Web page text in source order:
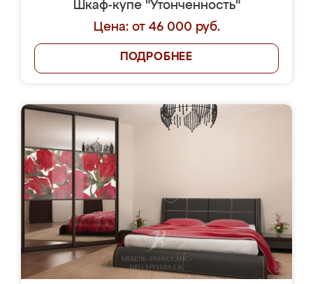
Шкаф-купе "Утонченность"
Цена: от 46 000 руб.
ПОДРОБНЕЕ